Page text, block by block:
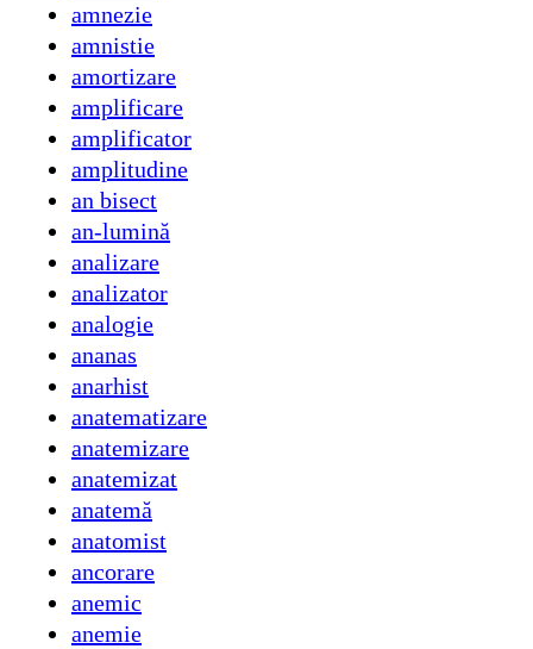
amnezie
amnistie
amortizare
amplificare
amplificator
amplitudine
an bisect
an-lumină
analizare
analizator
analogie
ananas
anarhist
anatematizare
anatemizare
anatemizat
anatemă
anatomist
ancorare
anemic
anemie